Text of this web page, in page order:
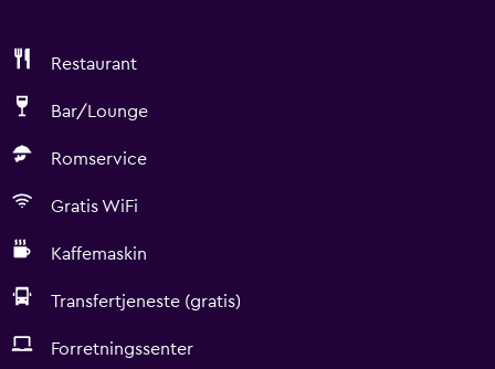
Restaurant
Bar/Lounge
Romservice
Gratis WiFi
Kaffemaskin
Transfertjeneste (gratis)
Forretningssenter